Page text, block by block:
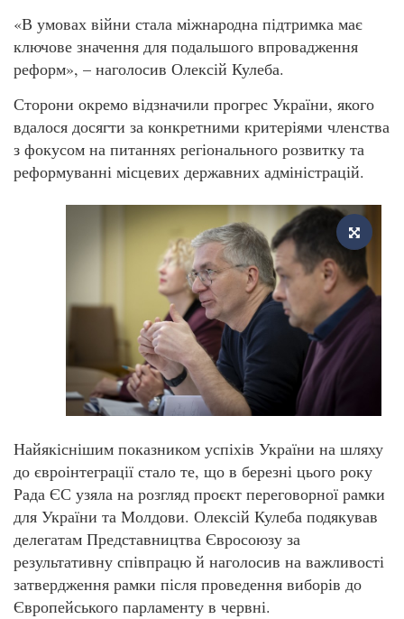
«В умовах війни стала міжнародна підтримка має
ключове значення для подальшого впровадження
реформ», – наголосив Олексій Кулеба.
Сторони окремо відзначили прогрес України, якого
вдалося досягти за конкретними критеріями членства
з фокусом на питаннях регіонального розвитку та
реформуванні місцевих державних адміністрацій.
Найякіснішим показником успіхів України на шляху
до євроінтеграції стало те, що в березні цього року
Рада ЄС узяла на розгляд проєкт переговорної рамки
для України та Молдови. Олексій Кулеба подякував
делегатам Представництва Євросоюзу за
результативну співпрацю й наголосив на важливості
затвердження рамки після проведення виборів до
Європейського парламенту в червні.